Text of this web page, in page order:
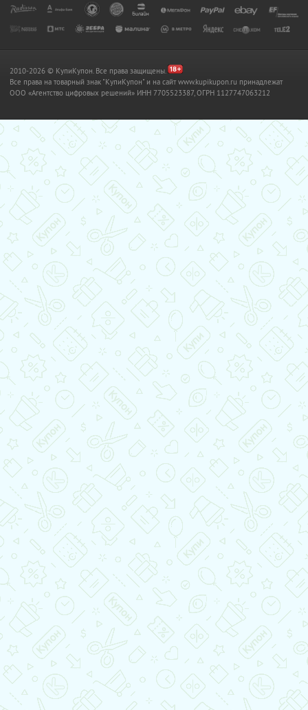
2010-2026 © КупиКупон. Все права защищены.
Все права на товарный знак "КупиКупон" и на сайт www.kupikupon.ru принадлежат
OOO «Агентство цифровых решений» ИНН 7705523387, ОГРН 1127747063212